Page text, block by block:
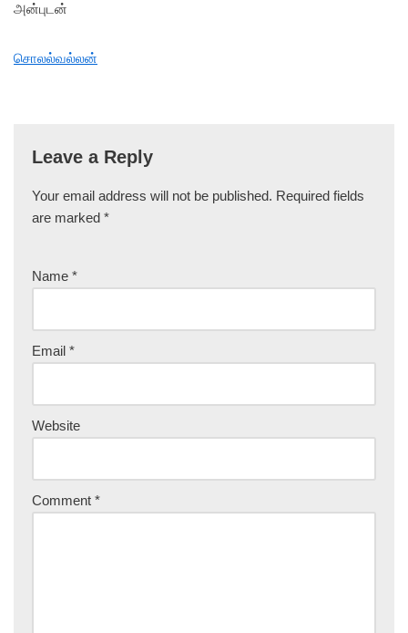
அன்புடன்
சொலல்வல்லன்
Leave a Reply
Your email address will not be published. Required fields
are marked *
Name *
Email *
Website
Comment *